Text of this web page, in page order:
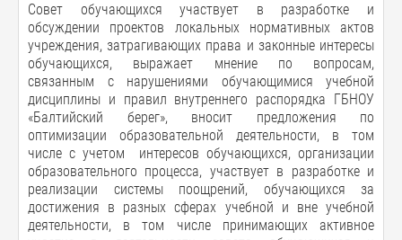
Совет обучающихся участвует в разработке и
обсуждении проектов локальных нормативных актов
учреждения, затрагивающих права и законные интересы
обучающихся, выражает мнение по вопросам,
связанным с нарушениями обучающимися учебной
дисциплины и правил внутреннего распорядка ГБНОУ
«Балтийский берег», вносит предложения по
оптимизации образовательной деятельности, в том
числе с учетом интересов обучающихся, организации
образовательного процесса, участвует в разработке и
реализации системы поощрений, обучающихся за
достижения в разных сферах учебной и вне учебной
деятельности, в том числе принимающих активное